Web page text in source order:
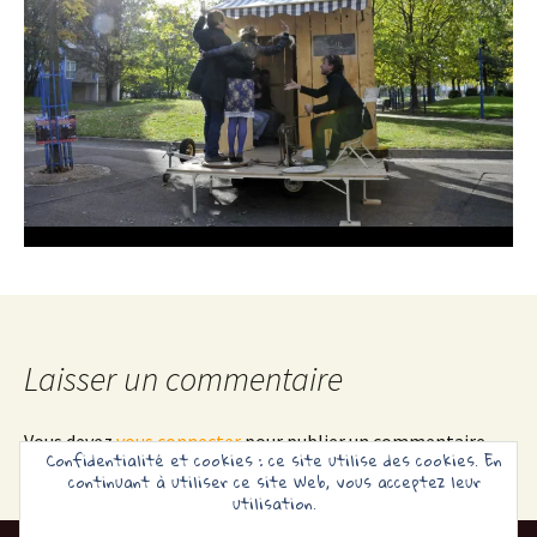
Laisser un commentaire
Vous devezvous connecterpour publier un commentaire.
Confidentialité et cookies : ce site utilise des cookies. En
continuant à utiliser ce site Web, vous acceptez leur
utilisation.